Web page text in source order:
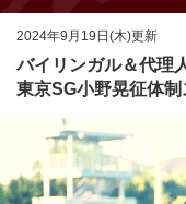
2024年9月19日(木)更新
バイリンガル＆代理
東京SG小野晃征体制